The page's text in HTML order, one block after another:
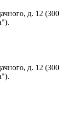
д. 12 (300
д. 12 (300